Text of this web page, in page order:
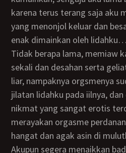
karena terus terang saja aku
yang menonjol keluar dan
enak dimainkan oleh lidahku…
Tidak berapa lama, memiaw kak Dewi tampak basah
sekali dan desahan serta
liar, nampaknya orgsmenya
jilatan lidahku pada iilnya,
nikmat yang sangat erotis
merayakan orgasme
hangat dan agak asin di
Akupun segera menaikkan badanku, kali ini aku lahap